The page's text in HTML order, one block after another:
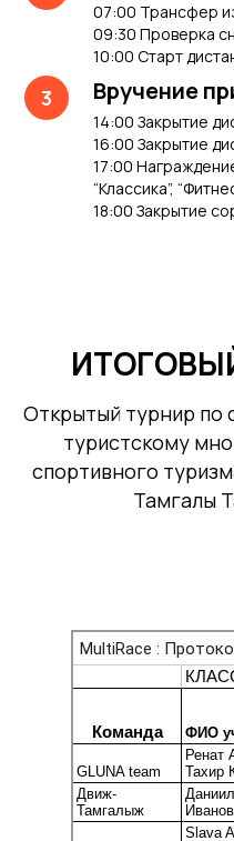
07:00 Трансфер
09:30 Проверка
10:00 Старт
Вручение
14:00 Закрытие
16:00 Закрытие
17:00
“Классика”,
18:00 Закрытие
Открытый турнир по
туристскому
спортивного
Тамгалы